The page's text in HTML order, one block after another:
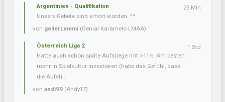
Argentinien - Qualifikation
Unsere Gebete sind erhört worden..^^
von geilerLemmi (Genial Karamelo LMAA)
25 Min
Österreich Liga 2
Hatte auch schon späte Aufstiege mit >11%. Am besten
mehr in Spielkultur investieren (habe das Gefühl, dass
die Aufsti...
von andi99 (Andy17)
1 Std